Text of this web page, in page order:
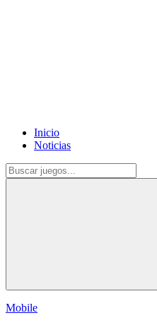
Inicio
Noticias
Mobile